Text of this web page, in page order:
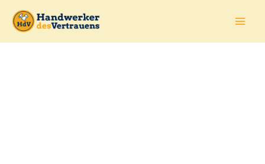
Inhalt